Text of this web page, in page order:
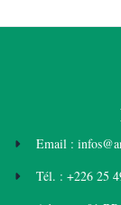
Email :
Tél. : +226 25